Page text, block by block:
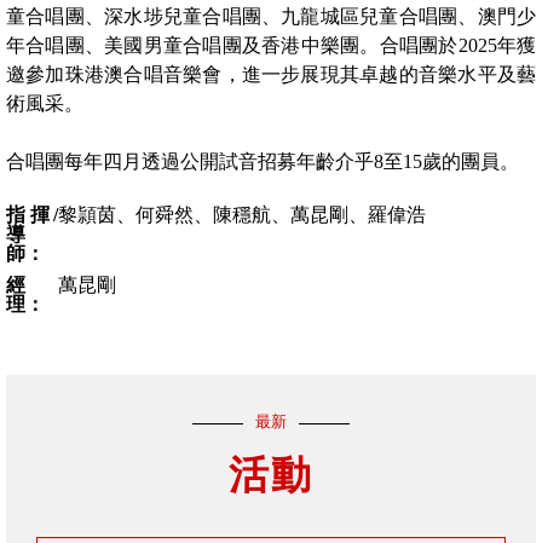
童合唱團、深水埗兒童合唱團、九龍城區兒童合唱團、澳門少
年合唱團、美國男童合唱團及香港中樂團。合唱團於2025年獲
邀參加珠港澳合唱音樂會，進一步展現其卓越的音樂水平及藝
術風采。
合唱團每年四月透過公開試音招募年齡介乎8至15歲的團員。
指揮/
導
師：
黎頴茵、何舜然、陳穩航、萬昆剛、羅偉浩
經
理：
萬昆剛
最新
活動